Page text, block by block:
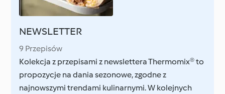
NEWSLETTER
9 Przepisów
Kolekcja z przepisami z newslettera Thermomix® to
propozycje na dania sezonowe, zgodne z
najnowszymi trendami kulinarnymi. W kolejnych